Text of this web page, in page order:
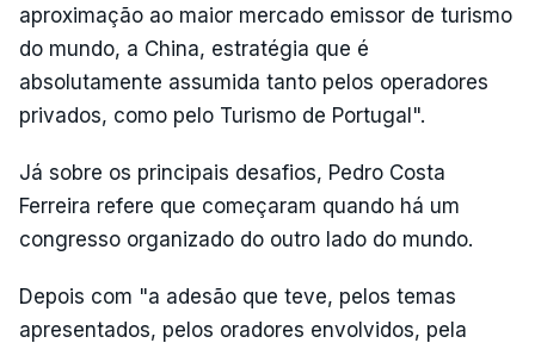
aproximação ao maior mercado emissor de turismo
do mundo, a China, estratégia que é
absolutamente assumida tanto pelos operadores
privados, como pelo Turismo de Portugal".
Já sobre os principais desafios, Pedro Costa
Ferreira refere que começaram quando há um
congresso organizado do outro lado do mundo.
Depois com "a adesão que teve, pelos temas
apresentados, pelos oradores envolvidos, pela